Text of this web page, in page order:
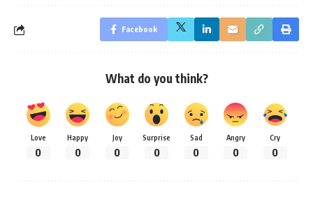
Facebook
What do you think?
Love
0
Happy
0
Joy
0
Surprise
0
Sad
0
Angry
0
Cry
0